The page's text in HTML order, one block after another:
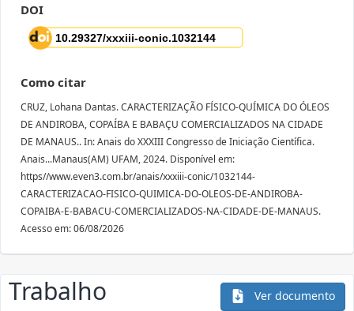
DOI
Como citar
CRUZ, Lohana Dantas. CARACTERIZAÇÃO FÍSICO-QUÍMICA DO ÓLEOS
DE ANDIROBA, COPAÍBA E BABAÇU COMERCIALIZADOS NA CIDADE
DE MANAUS.. In: Anais do XXXIII Congresso de Iniciação Científica.
Anais...Manaus(AM) UFAM, 2024. Disponível em:
https//www.even3.com.br/anais/xxxiii-conic/1032144-
CARACTERIZACAO-FISICO-QUIMICA-DO-OLEOS-DE-ANDIROBA-
COPAIBA-E-BABACU-COMERCIALIZADOS-NA-CIDADE-DE-MANAUS.
Acesso em: 06/08/2026
Trabalho Ver documento